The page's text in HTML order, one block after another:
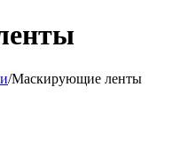
/Маскирующие ленты